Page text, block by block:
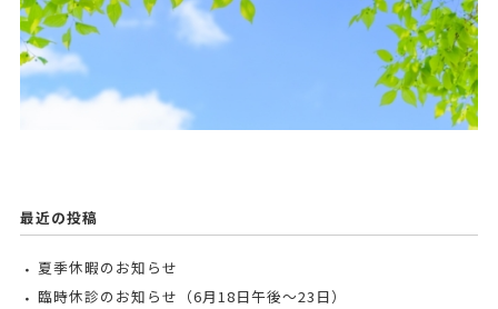
最近の投稿
夏季休暇のお知らせ
臨時休診のお知らせ（6月18日午後〜23日）